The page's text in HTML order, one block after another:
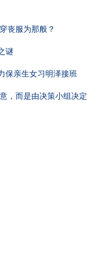
丧服为那般？
谜
保亲生女习明泽接班
，而是由决策小组决定